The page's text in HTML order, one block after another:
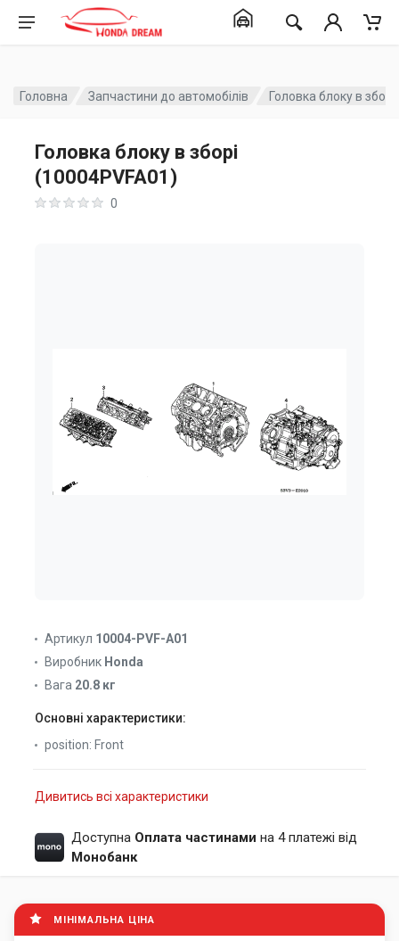
Головна Запчастини до автомобілів Головка блоку в
Головка блоку в зборі
(10004PVFA01)
0
Артикул 10004-PVF-A01
Виробник Honda
Вага 20.8 кг
Основні характеристики:
position: Front
Дивитись всі характеристики
Доступна Оплата частинами на 4 платежі від
Монобанк
МІНІМАЛЬНА ЦІНА